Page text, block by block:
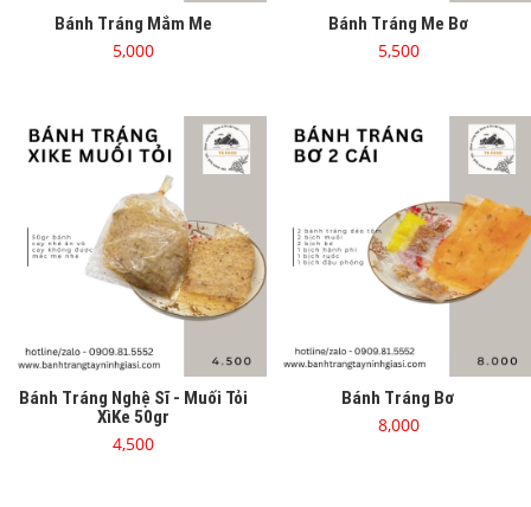
Bánh Tráng Mắm Me
5,000
Bánh Tráng Me Bơ
5,500
Bánh Tráng Nghệ Sĩ - Muối Tỏi
XìKe 50gr
4,500
Bánh Tráng Bơ
8,000